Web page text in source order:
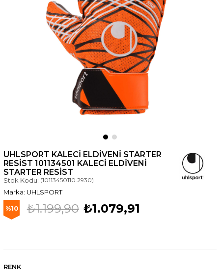
UHLSPORT KALECI ELDIVENI STARTER
RESIST 101134501 KALECİ ELDİVENİ
STARTER RESİST
Stok Kodu: (10113450110.2930)
UHLSPORT
10 ₺1.199,90 ₺1.079,91
RENK